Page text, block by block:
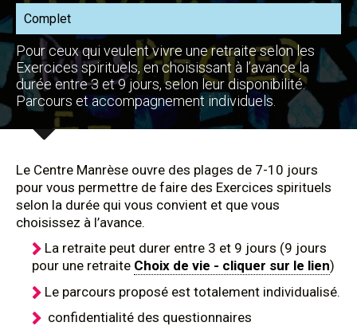
Complet
Pour ceux qui veulent vivre une retraite selon les
Exercices spirituels, en choisissant à l’avance la
durée entre 3 et 9 jours, selon leur disponibilité.
Parcours et accompagnement individuels.
Le Centre Manrèse ouvre des plages de 7-10 jours
pour vous permettre de faire des Exercices spirituels
selon la durée qui vous convient et que vous
choisissez à l’avance.
La retraite peut durer entre 3 et 9 jours (9 jours
pour une retraite Choix de vie - cliquer sur le lien)
Le parcours proposé est totalement individualisé.
confidentialité des questionnaires